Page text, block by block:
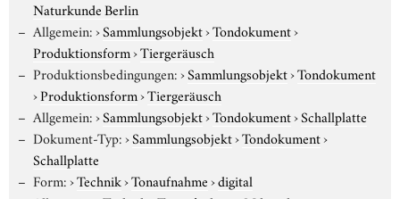
Naturkunde Berlin
Allgemein:›Sammlungsobjekt›Tondokument›
Produktionsform›Tiergeräusch
Produktionsbedingungen:›Sammlungsobjekt›Tondokument
›Produktionsform›Tiergeräusch
Allgemein:›Sammlungsobjekt›Tondokument›Schallplatte
Dokument-Typ:›Sammlungsobjekt›Tondokument›
Schallplatte
Form:›Technik›Tonaufnahme›digital